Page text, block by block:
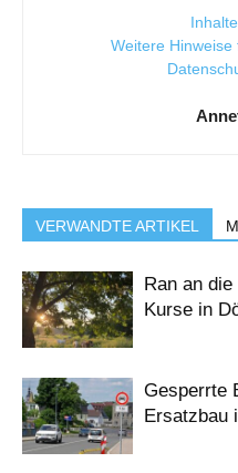
Weitere
VERWANDTE ARTIKEL
Ran an
Kurse in
Gesperrte
Ersatzbau